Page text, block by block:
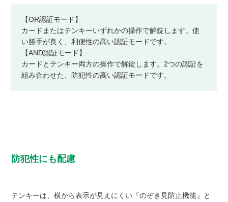
【OR認証モード】
カードまたはテンキーいずれかの操作で解錠します。使
い勝手が良く、利便性の高い認証モードです。
【AND認証モード】
カードとテンキー両方の操作で解錠します。2つの認証を
組み合わせた、防犯性の高い認証モードです。
防犯性にも配慮
テンキーは、横から表示が見えにくい『のぞき見防止機能』と